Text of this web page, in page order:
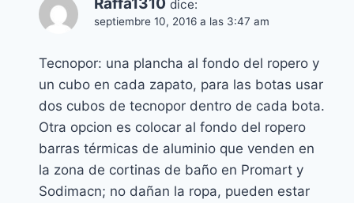
dice:
septiembre 10, 2016 a las 3:47 am
Tecnopor: una plancha al fondo del ropero y
un cubo en cada zapato, para las botas usar
dos cubos de tecnopor dentro de cada bota.
Otra opcion es colocar al fondo del ropero
barras térmicas de aluminio que venden en
la zona de cortinas de baño en Promart y
Sodimacn; no dañan la ropa, pueden estar